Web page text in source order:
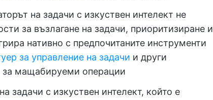
на задачи с изкуствен интелект не
за възлагане на задачи, приоритизиране и
нативно с предпочитаните инструменти
за управление на задачи и други
за мащабируеми операции
задачи с изкуствен интелект, който е